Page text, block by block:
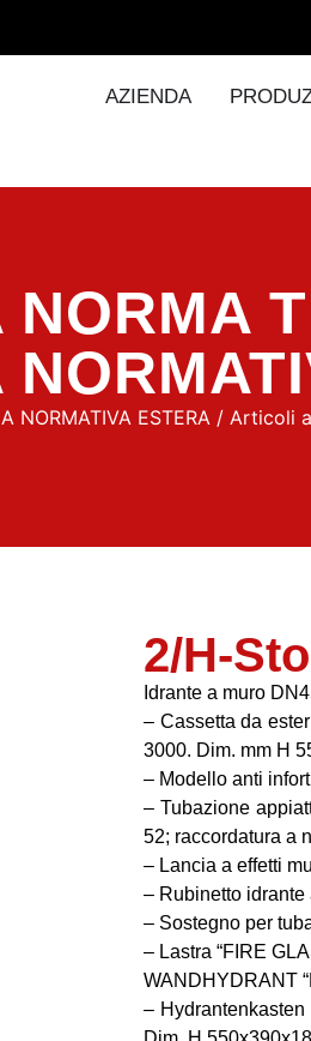
AZIENDA
NORMATIVA ESTERA / Articoli
2/H-
Idrante a muro
– Cassetta da
3000. Dim. mm H
– Modello anti
– Tubazione
52; raccordatura a
– Lancia a effetti
– Rubinetto idrante
– Sostegno per
– Lastra “FIRE
WANDHYDRANT
–